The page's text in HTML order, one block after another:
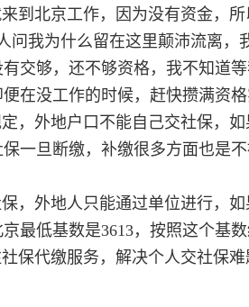
到北京工作，因为没有资金，
问我为什么留在这里颠沛流离
有交够，还不够资格，我不知道
便在没工作的时候，赶快攒满资
，外地户口不能自己交社保，
一旦断缴，补缴很多方面也是
，外地人只能通过单位进行，
最低基数是3613，按照这个基
保代缴服务，解决个人交社保